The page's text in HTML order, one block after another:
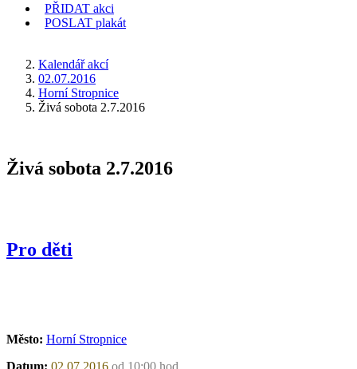
PŘIDAT akci
POSLAT plakát
Kalendář akcí
02.07.2016
Horní Stropnice
Živá sobota 2.7.2016
Živá sobota 2.7.2016
Pro děti
Město: Horní Stropnice